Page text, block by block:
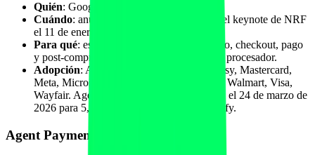
Quién: Google + Shopify.
Cuándo: anunciado por Sundar Pichai en el keynote de NRF
el 11 de enero de 2026.
Para qué: estándar abierto que cubre carrito, checkout, pago
y post-compra entre cualquier plataforma y procesador.
Adopción: Amazon, American Express, Etsy, Mastercard,
Meta, Microsoft, Salesforce, Stripe, Target, Walmart, Visa,
Wayfair. Agentic Storefronts GA en EEUU el 24 de marzo de
2026 para 5,6 millones de comercios Shopify.
Agent Payments Protocol (AP2)